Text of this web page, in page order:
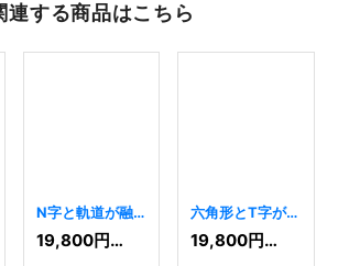
連する商品はこちら
N字と軌道が融
合した躍動的成
長ロゴ [11348
19,800円(税込)
六角形とT字が融
合した先進的ロ
ゴ [10367]
19,800円(税込)